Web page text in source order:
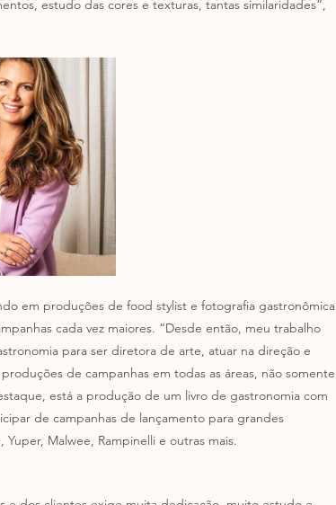
estudo das cores e texturas, tantas similaridades”,
em produções de food stylist e fotografia gastronômica
cada vez maiores. “Desde então, meu trabalho
para ser diretora de arte, atuar na direção e
de campanhas em todas as áreas, não somente
está a produção de um livro de gastronomia com
de campanhas de lançamento para grandes
Malwee, Rampinelli e outras mais.